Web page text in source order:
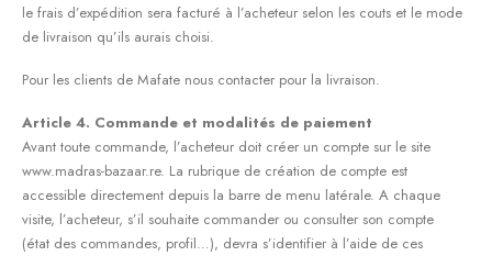
le frais d’expédition sera facturé à l’acheteur selon les couts et le mode
de livraison qu’ils aurais choisi.
Pour les clients de Mafate nous contacter pour la livraison.
Article 4. Commande et modalités de paiement
Avant toute commande, l’acheteur doit créer un compte sur le site
www.madras-bazaar.re. La rubrique de création de compte est
accessible directement depuis la barre de menu latérale. A chaque
visite, l’acheteur, s’il souhaite commander ou consulter son compte
(état des commandes, profil…), devra s’identifier à l’aide de ces